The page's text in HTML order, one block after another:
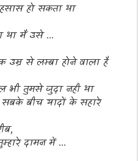
हो सकता था
था मैं उसे ...
से लम्बा होने वाला है
तुमसे जुदा नही था
सबके बीच यादों के सहारे
,
दामन में ...